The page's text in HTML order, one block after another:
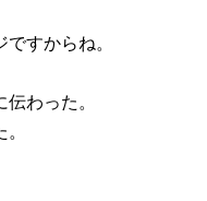
すからね。
わった。